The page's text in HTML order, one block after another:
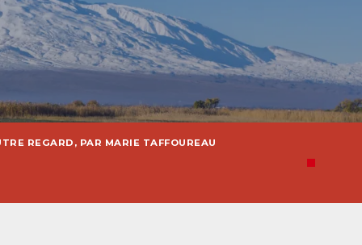
REGARD, PAR MARIE TAFFOUREAU